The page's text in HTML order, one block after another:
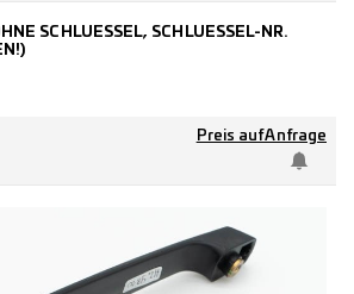
SCHLUESSEL, SCHLUESSEL-NR.
Preis auf Anfrage